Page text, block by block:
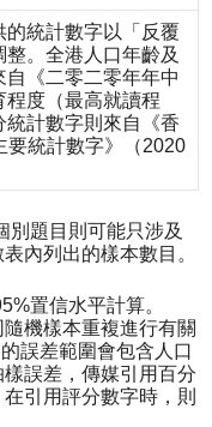
統計數字以「反覆
。全港人口年齡及
《二零二零年年中
程度（最高就讀程
統計數字則來自《香
要統計數字》（2020
別題目則可能只涉及
內列出的樣本數目。
置信水平計算。
機樣本重複進行有關
誤差範圍會包含人口
誤差，傳媒引用百分
引用評分數字時，則